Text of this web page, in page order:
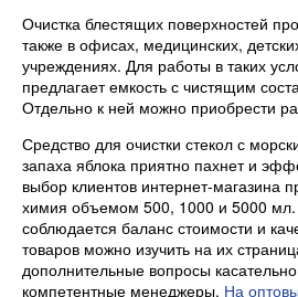
Очистка блестящих поверхностей
также в офисах, медицинских,
учреждениях. Для работы в таких
предлагает емкость с чистящим
Отдельно к ней можно приобрести
Средство для очистки стекол с
запаха яблока приятно пахнет и
выбор клиентов интернет-магазина
химия объемом 500, 1000 и 5000
соблюдается баланс стоимости и
товаров можно изучить на их
дополнительные вопросы
компетентные менеджеры. На